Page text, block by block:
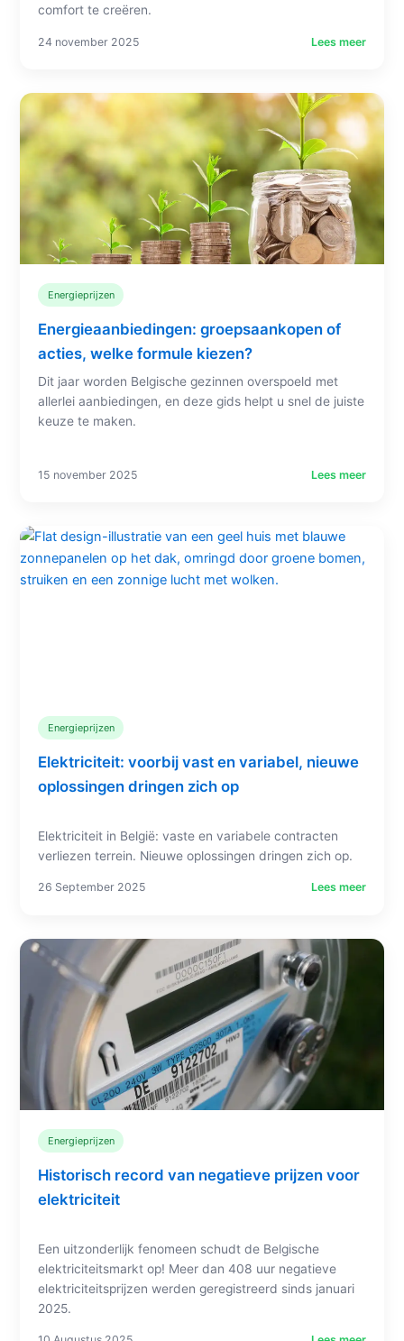
comfort te creëren.
24 november 2025 Lees meer
Energieprijzen
Energieaanbiedingen: groepsaankopen of
acties, welke formule kiezen?
Dit jaar worden Belgische gezinnen overspoeld met
allerlei aanbiedingen, en deze gids helpt u snel de juiste
keuze te maken.
15 november 2025 Lees meer
Energieprijzen
Elektriciteit: voorbij vast en variabel, nieuwe
oplossingen dringen zich op
Elektriciteit in België: vaste en variabele contracten
verliezen terrein. Nieuwe oplossingen dringen zich op.
26 September 2025 Lees meer
Energieprijzen
Historisch record van negatieve prijzen voor
elektriciteit
Een uitzonderlijk fenomeen schudt de Belgische
elektriciteitsmarkt op! Meer dan 408 uur negatieve
elektriciteitsprijzen werden geregistreerd sinds januari
2025.